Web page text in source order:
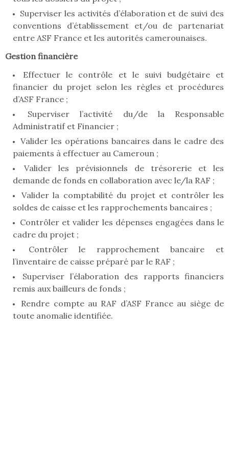
Superviser les activités d’élaboration et de suivi des
conventions d’établissement et/ou de partenariat
entre ASF France et les autorités camerounaises.
Gestion financière
Effectuer le contrôle et le suivi budgétaire et
financier du projet selon les règles et procédures
d’ASF France ;
Superviser l’activité du/de la Responsable
Administratif et Financier ;
Valider les opérations bancaires dans le cadre des
paiements à effectuer au Cameroun ;
Valider les prévisionnels de trésorerie et les
demande de fonds en collaboration avec le/la RAF ;
Valider la comptabilité du projet et contrôler les
soldes de caisse et les rapprochements bancaires ;
Contrôler et valider les dépenses engagées dans le
cadre du projet ;
Contrôler le rapprochement bancaire et
l’inventaire de caisse préparé par le RAF ;
Superviser l’élaboration des rapports financiers
remis aux bailleurs de fonds ;
Rendre compte au RAF d’ASF France au siège de
toute anomalie identifiée.